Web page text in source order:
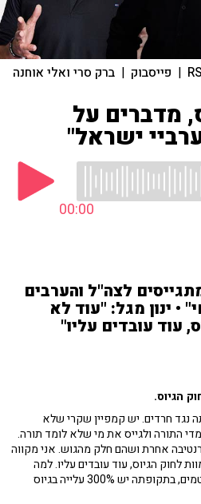
| פייסבוק | ברק סרי ואלי אוחנה
מדברים על
ישראל"
00:00
לצה"ל והערבים
• ינון מגל: "עוד לא
עוד עובדים עליו"
הגיוס.
נגד חרדים. יש קמפיין שקרי שלא
התורה ולגייס את מי שלא לומד תורה.
אחרת ושהם חלק מהגוש. אני מקווה
לחוק הגיוס, עוד עובדים עליו. למה
שאתם קוראים ממשלת המשמתטמים, בתקופתה יש 300% עלייה בגיוס